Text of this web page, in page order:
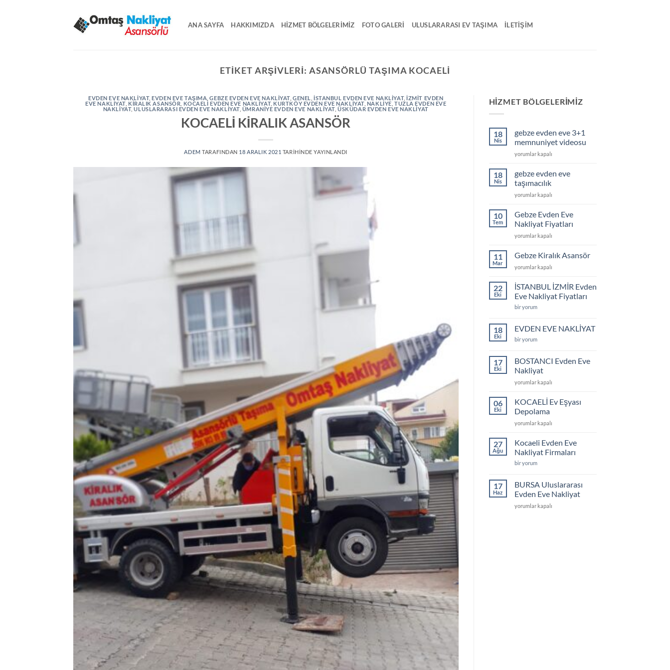
ANA SAYFA HAKKIMIZDA HIZMET BÖLGELERIMIZ FOTO GALERI ULUSLARARASI EV TAŞIMA İLETIŞIM
ETIKET ARŞIVLERI: ASANSÖRLÜ TAŞIMA KOCAELI
EVDEN EVE NAKLIYAT,EVDEN EVE TAŞIMA ,GEBZE EVDEN EVE NAKLİYAT,GENEL ISTANBUL EVDEN EVE NAKLIYAT,IZMIT EVDEN
EVE NAKLIYAT, KİRALIK ASANSÖR KOCAELI EVDEN EVE NAKLIYAT, KURTKÖY EVDEN EVE NAKLIYAT, NAKLIYE TUZLA EVDEN EVE
NAKLIYAT,ULUSLARARASI EVDEN EVE NAKLIYAT, ÜMRANIYE EVDEN EVE NAKLIYAT ,ÜSKÜDAR EVDEN EVE NAKLIYAT
KOCAELİ KİRALIK ASANSÖR
ADEM TARAFINDAN 18 ARALIK 2021 TARIHINDE YAYINLANDI
HIZMET BÖLGELERIMIZ
18
Nis
gebze evden eve 3+1
memnuniyet videosu
gebze
3+1
memnuniyet
videosu
yorumlar kapalı
18
Nis
gebze evden eve
taşımacılık
gebze
eve
taşımacılık
için
yorumlar kapalı
10
Tem
Gebze Evden Eve
Nakliyat Fiyatları
Gebze
Eve
Nakliyat
Fiyatları
yorumlar kapalı
11
Mar
Gebze Kiralık Asansör
Gebze
Asansör
için
yorumlar kapalı
22
Eki
İSTANBUL İZMİR Evden
Eve Nakliyat Fiyatları
İSTANBUL
Eve
Nakliyat
Fiyatları
bir yorum
18
Eki
EVDEN EVE NAKLİYAT
EVDEN
için
bir yorum
17
Eki
BOSTANCI Evden Eve
Nakliyat
BOSTANCI
Eve
Nakliyat
için
yorumlar kapalı
06
Eki
KOCAELİ Ev Eşyası
Depolama
KOCAELİ
Eşyası
Depolama
için
yorumlar kapalı
27
Ağu
Kocaeli Evden Eve
Nakliyat Firmaları
Kocaeli
Nakliyat
Firmaları
için
bir yorum
17
Haz
BURSA Uluslararası
Evden Eve Nakliyat
BURSA
yorumlar kapalı